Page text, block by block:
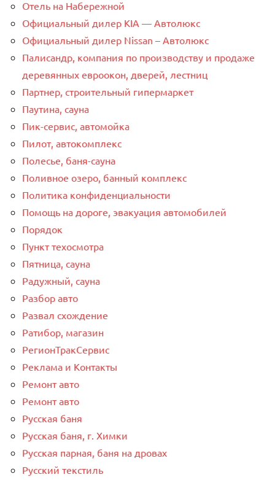
Отель на Набережной
Официальный дилер KIA — Автолюкс
Официальный дилер Nissan – Автолюкс
Палисандр, компания по производству и продаже
деревянных евроокон, дверей, лестниц
Партнер, строительный гипермаркет
Паутина, сауна
Пик-сервис, автомойка
Пилот, автокомплекс
Полесье, баня-сауна
Поливное озеро, банный комплекс
Политика конфиденциальности
Помощь на дороге, эвакуация автомобилей
Порядок
Пункт техосмотра
Пятница, сауна
Радужный, сауна
Разбор авто
Развал схождение
Ратибор, магазин
РегионТракСервис
Реклама и Контакты
Ремонт авто
Ремонт авто
Русская баня
Русская баня, г. Химки
Русская парная, баня на дровах
Русский текстиль